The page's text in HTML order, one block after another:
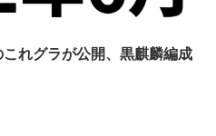
これグラが公開、黒麒麟編成